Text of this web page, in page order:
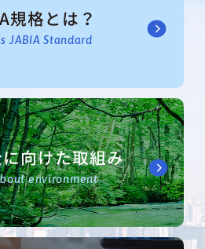
規格とは？
JABIA Standard
向けた取組み
environment